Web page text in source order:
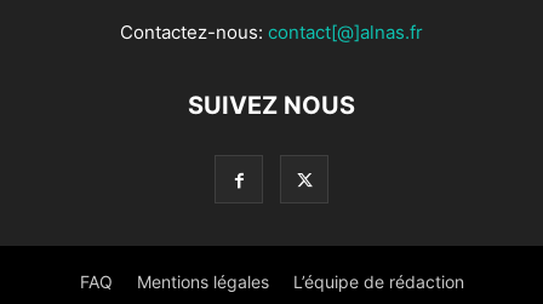
Contactez-nous: contact[@]alnas.fr
SUIVEZ NOUS
FAQ Mentions légales L’équipe de rédaction